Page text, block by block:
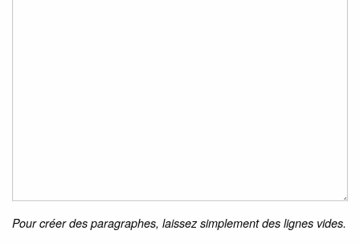
Pour créer des paragraphes, laissez simplement des lignes vides.